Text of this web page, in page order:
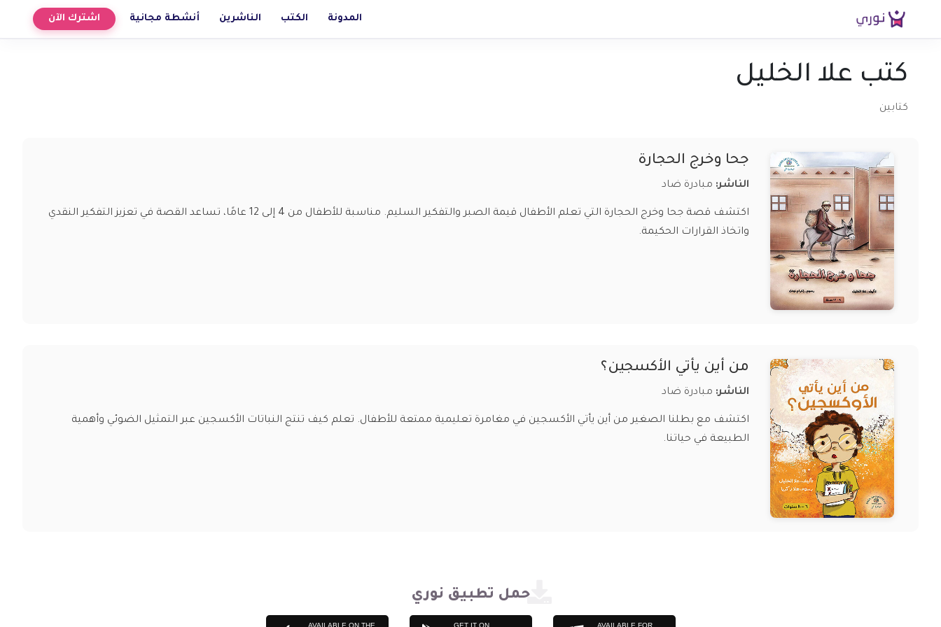
المدونة الكتب الناشرين أنشطة مجانية اشترك الآن
كتب علا الخليل
كتابين
جحا وخرج الحجارة
الناشر: مبادرة ضاد
اكتشف قصة جحا وخرج الحجارة التي تعلم الأطفال قيمة الصبر والتفكير السليم. مناسبة للأطفال من 4 إلى 12 عامًا، تساعد القصة في تعزيز التفكير النقدي
واتخاذ القرارات الحكيمة.
من أين يأتي الأكسجين؟
الناشر: مبادرة ضاد
اكتشف مع بطلنا الصغير من أين يأتي الأكسجين في مغامرة تعليمية ممتعة للأطفال. تعلم كيف تنتج النباتات الأكسجين عبر التمثيل الضوئي وأهمية
الطبيعة في حياتنا.
حمل تطبيق نوري
AVAILABLE ON THE GET IT ON AVAILABLE FOR